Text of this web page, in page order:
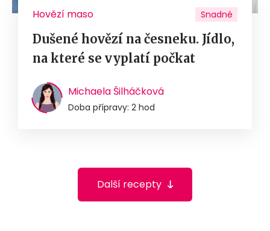
Hovězí maso Snadné
Dušené hovězí na česneku. Jídlo,
na které se vyplatí počkat
Michaela Šilháčková
Doba přípravy: 2 hod
Další recepty